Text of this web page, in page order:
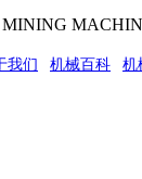
我们 机械百科 机